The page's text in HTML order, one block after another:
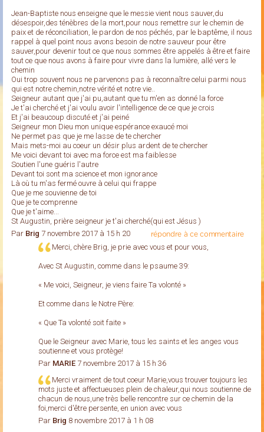
Jean-Baptiste nous enseigne que le messie vient nous sauver,du
désespoir,des ténèbres de la mort,pour nous remettre sur le chemin de
paix et de réconciliation, le pardon de nos péchés, par le baptême, il nous
rappel à quel point nous avons besoin de notre sauveur pour être
sauver,pour devenir tout ce que nous sommes être appelés à être et faire
tout ce que nous avons à faire pour vivre dans la lumière, allé vers le
chemin
Oui trop souvent nous ne parvenons pas à reconnaître celui parmi nous
qui est notre chemin,notre vérité et notre vie..
Seigneur autant que j'ai pu,autant que tu m'en as donné la force
Je t'ai cherché et j'ai voulu avoir l'intelligence de ce que je crois
Et j'ai beaucoup discuté et j'ai peiné
Seigneur mon Dieu mon unique espérance exaucé moi
Ne permet pas que je me lasse de te chercher
Mais mets-moi au coeur un désir plus ardent de te chercher
Me voici devant toi avec ma force est ma faiblesse
Soutien l'une guéris l'autre
Devant toi sont ma science et mon ignorance
Là où tu m'as fermé ouvre à celui qui frappe
Que je me souvienne de toi
Que je te comprenne
Que je t'aime...
St Augustin, prière seigneur je t'ai cherché(qui est Jésus )
Par Brig 7 novembre 2017 à 15 h 20 répondre à ce commentaire
Merci, chère Brig, je prie avec vous et pour vous,
Avec St Augustin, comme dans le psaume 39:
« Me voici, Seigneur, je viens faire Ta volonté »
Et comme dans le Notre Père:
« Que Ta volonté soit faite »
Que le Seigneur avec Marie, tous les saints et les anges vous
soutienne et vous protège!
Par MARIE 7 novembre 2017 à 15 h 36
Merci vraiment de tout coeur Marie,vous trouver toujours les
mots juste et affectueuses plein de chaleur,qui nous soutienne de
chacun de nous,une très belle rencontre sur ce chemin de la
foi,merci d'être persente, en union avec vous
Par Brig 8 novembre 2017 à 1 h 08